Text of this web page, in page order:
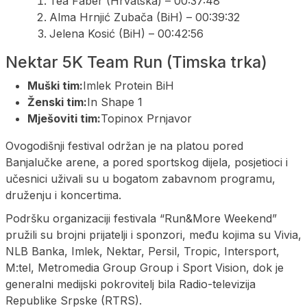
Alma Hrnjić Zubača (BiH) – 00:39:32
Jelena Kosić (BiH) – 00:42:56
Nektar 5K Team Run (Timska trka)
Muški tim:Imlek Protein BiH
Ženski tim:In Shape 1
Mješoviti tim:Topinox Prnjavor
Ovogodišnji festival održan je na platou pored
Banjalučke arene, a pored sportskog dijela, posjetioci i
učesnici uživali su u bogatom zabavnom programu,
druženju i koncertima.
Podršku organizaciji festivala “Run&More Weekend”
pružili su brojni prijatelji i sponzori, među kojima su Vivia,
NLB Banka, Imlek, Nektar, Persil, Tropic, Intersport,
M:tel, Metromedia Group Group i Sport Vision, dok je
generalni medijski pokrovitelj bila Radio-televizija
Republike Srpske (RTRS).